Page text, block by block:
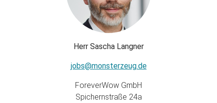
Herr Sascha Langner
jobs@monsterzeug.de
ForeverWow GmbH
Spichernstraße 24a